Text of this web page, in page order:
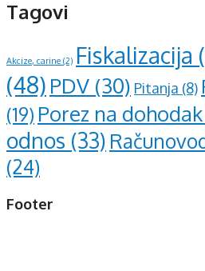
Tagovi
Akcize, carine (2) Fiskalizacija
(48) PDV (30) Pitanja (8)
(19) Porez na dohodak
odnos (33)
(24)
Footer